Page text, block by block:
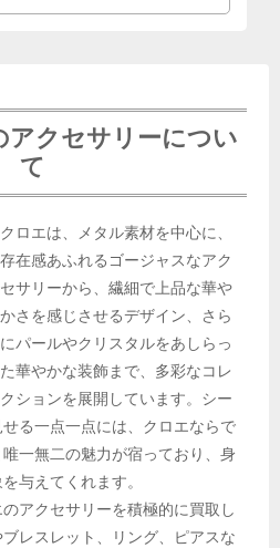
アクセサリーについ
て
クロエは、メタル素材を中心に、
存在感あふれるゴージャスなアク
セサリーから、繊細で上品な華や
かさを感じさせるデザイン、さら
にパールやクリスタルをあしらっ
た華やかな装飾まで、多彩なコレ
クションを展開しています。シー
る一点一点には、クロエならで
一無二の魅力が宿っており、身
与えてくれます。
アクセサリーを積極的に買取し
レスレット、リング、ピアスな